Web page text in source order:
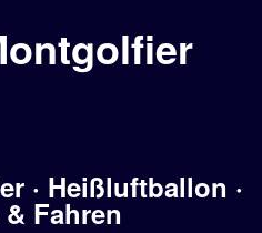
· Heißluftballon ·
Fahren